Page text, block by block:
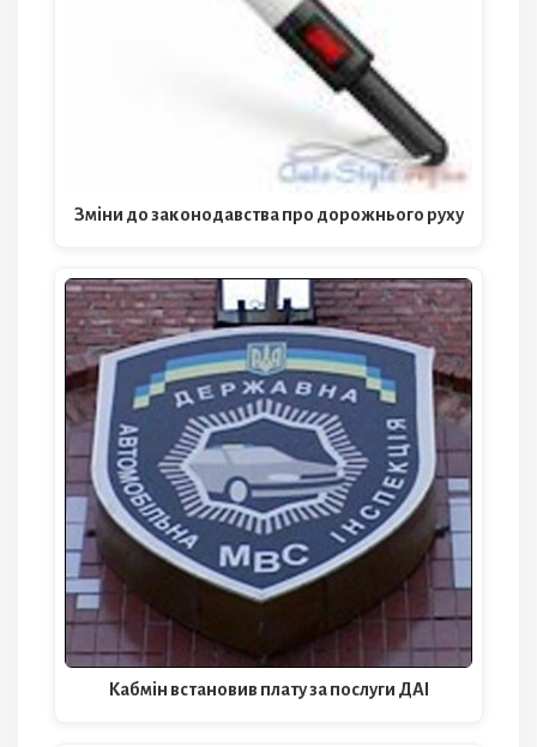
Зміни до законодавства про дорожнього руху
Кабмін встановив плату за послуги ДАІ